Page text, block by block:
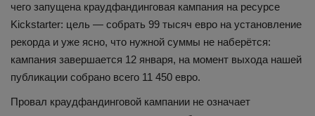
чего запущена краудфандинговая кампания на ресурсе
Kickstarter: цель — собрать 99 тысяч евро на установление
рекорда и уже ясно, что нужной суммы не наберётся:
кампания завершается 12 января, на момент выхода нашей
публикации собрано всего 11 450 евро.
Провал краудфандинговой кампании не означает